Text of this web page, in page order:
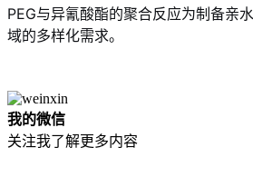
PEG与异氰酸酯的聚合反应为制备亲
域的多样化需求。
我的微信
关注我了解更多内容